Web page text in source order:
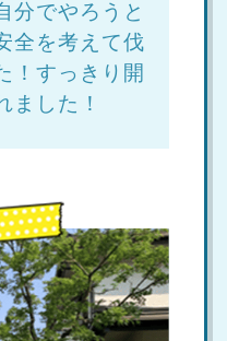
分でやろうと
全を考えて伐
！すっきり開
ました！